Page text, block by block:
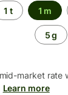
1 t 1 m
5 g
market rate
Learn more